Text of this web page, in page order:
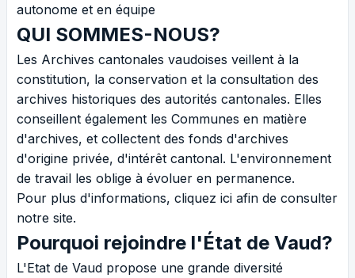
autonome et en équipe
QUI SOMMES-NOUS?
Les Archives cantonales vaudoises veillent à la
constitution, la conservation et la consultation des
archives historiques des autorités cantonales. Elles
conseillent également les Communes en matière
d'archives, et collectent des fonds d'archives
d'origine privée, d'intérêt cantonal. L'environnement
de travail les oblige à évoluer en permanence.
Pour plus d'informations, cliquez ici afin de consulter
notre site.
Pourquoi rejoindre l'État de Vaud?
L'Etat de Vaud propose une grande diversité